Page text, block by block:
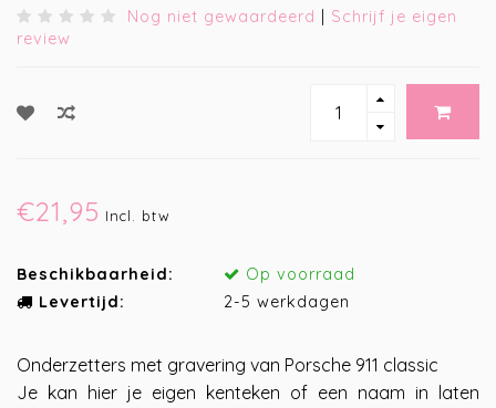
Nog niet gewaardeerd | Schrijf je eigen
review
€21,95 Incl. btw
Beschikbaarheid:
Op voorraad
Levertijd:
2-5 werkdagen
Onderzetters met gravering van Porsche 911 classic
Je kan hier je eigen kenteken of een naam in laten